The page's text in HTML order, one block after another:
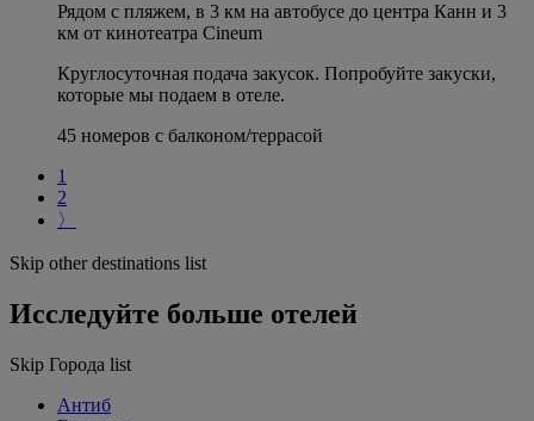
Рядом с пляжем, в 3 км на автобусе до центра Канн и 3
км от кинотеатра Cineum
Круглосуточная подача закусок. Попробуйте закуски,
которые мы подаем в отеле.
45 номеров с балконом/террасой
1
2
〉
Skip other destinations list
Исследуйте больше отелей
Skip Города list
Антиб